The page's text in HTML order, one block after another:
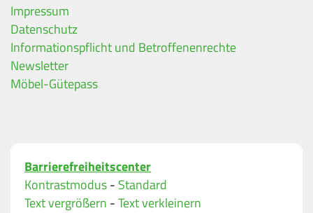
Impressum
Datenschutz
Informationspflicht und Betroffenenrechte
Newsletter
Möbel-Gütepass
Barrierefreiheitscenter
Kontrastmodus- Standard
Text vergrößern -Text verkleinern
Ihre Kontaktdaten
Alle mit Stern gekennzeichneten Felder sind
Name
Bitte geben Sie eine gültige E-Mail-Adresse ein.
Telefon*